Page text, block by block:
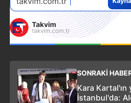
SONRAKİ
Kara
İstanbul'da: